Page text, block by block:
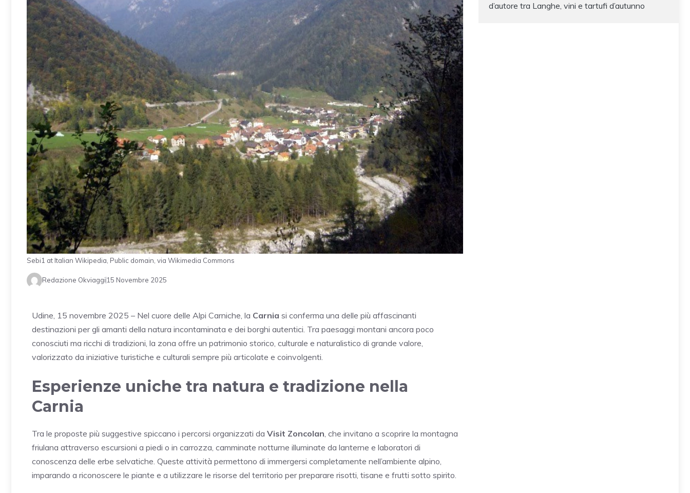
Sebi1 at Italian Wikipedia, Public domain, via Wikimedia Commons
Redazione Okviaggi15 Novembre 2025
Udine, 15 novembre 2025 – Nel cuore delle Alpi Carniche, la Carnia si conferma una delle più affascinanti
destinazioni per gli amanti della natura incontaminata e dei borghi autentici. Tra paesaggi montani ancora poco
conosciuti ma ricchi di tradizioni, la zona offre un patrimonio storico, culturale e naturalistico di grande valore,
valorizzato da iniziative turistiche e culturali sempre più articolate e coinvolgenti.
Esperienze uniche tra natura e tradizione nella
Carnia
Tra le proposte più suggestive spiccano i percorsi organizzati da Visit Zoncolan , che invitano a scoprire la montagna
friulana attraverso escursioni a piedi o in carrozza, camminate notturne illuminate da lanterne e laboratori di
conoscenza delle erbe selvatiche. Queste attività permettono di immergersi completamente nell’ambiente alpino,
imparando a riconoscere le piante e a utilizzare le risorse del territorio per preparare risotti, tisane e frutti sotto spirito.
d’autore tra Langhe, vini e tartufi d’autunno